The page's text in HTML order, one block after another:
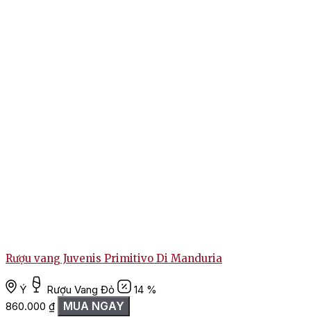
Chưa có đánh giá nào.
Hãy là người đầu tiên nhận xét “Rượu Vang Ý Phonico Primitivo
Del Salento”
Bạn phải đăng nhậpđể gửi đánh giá.
Rượu vang Juvenis Primitivo Di Manduria
Ý Rượu Vang Đỏ
14 %
860.000 ₫ MUA NGAY